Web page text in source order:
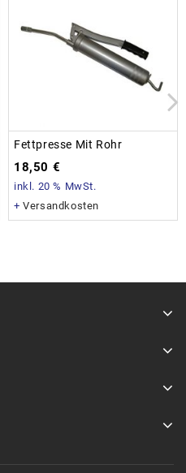
Fettpresse Mit Rohr
18,50 €
inkl. 20 % MwSt.
+Versandkosten